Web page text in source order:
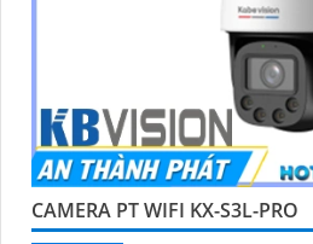
CAMERA PT WIFI KX-S3L-PRO